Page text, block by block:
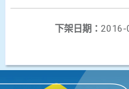
下架日期： 2016-